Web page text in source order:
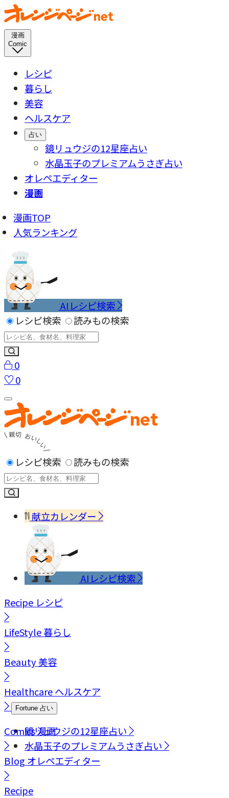
漫画
Comic
レシピ
暮らし
美容
ヘルスケア
占い
鏡リュウジの12星座占い
水晶玉子のプレミアムうさぎ占い
オレペエディター
漫画
漫画TOP
人気ランキング
AIレシピ検索
レシピ検索
読みもの検索
0
0
レシピ検索 読みもの検索
献立カレンダー
AIレシピ検索
Recipe レシピ
LifeStyle暮らし
Beauty美容
Healthcareヘルスケア
Fortune 占い
鏡リュウジの12星座占い
水晶玉子のプレミアムうさぎ占い
Comics漫画
Blog オレペエディター
Recipe